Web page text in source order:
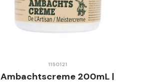
1150121
Ambachtscreme 200mL |